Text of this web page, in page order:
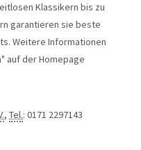
Klassikern bis zu
garantieren sie beste
Weitere Informationen
auf der Homepage
, Tel.: 0171 2297143